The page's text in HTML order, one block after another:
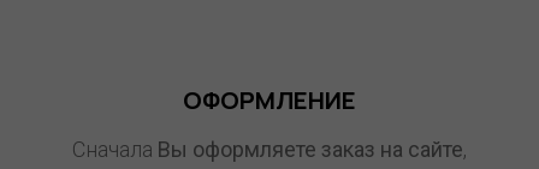
ОФОРМЛЕНИЕ
Сначала Вы оформляете заказ на сайте,